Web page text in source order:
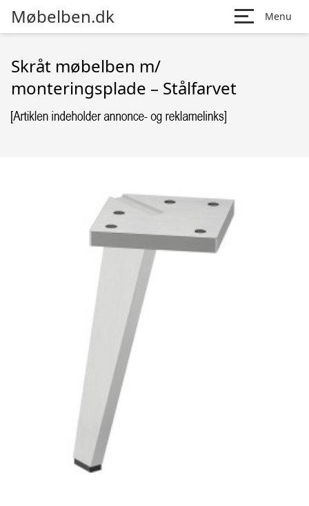
Møbelben.dk Menu
Skråt møbelben m/
monteringsplade – Stålfarvet